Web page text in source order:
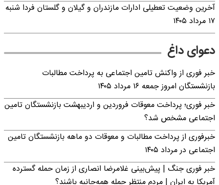
آخرین وضعیت تعطیلی ادارات مازندران و گیلان و گلستان فردا شنبه
۱۷ مرداد ۱۴۰۵
دعوای داغ
خبر فوری از واکنش تامین اجتماعی به پرداخت مطالبات
بازنشستگان امروز جمعه ۱۶ مرداد ۱۴۰۵
خبر فوری؛ پرداخت معوقات فروردین و اردیبهشت بازنشستگان تامین
اجتماعی مشخص شد؟
خبرفوری از پرداخت مطالبات و معوقات دو ماهه بازنشستگان تامین
اجتماعی در مرداد ۱۴۰۵
خبر فوری جنگ | پیش‌بینی غلامرضا انصاری از زمان حمله گسترده
آمریکا به ایران | مردم منتظر حمله همه‌جانبه باشند؟